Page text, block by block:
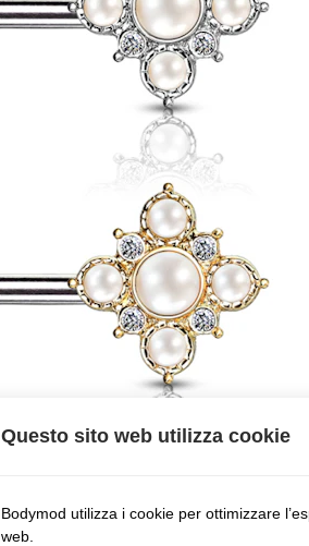
Questo sito web utilizza cookie
Bodymod utilizza i cookie per ottimizzare
web.